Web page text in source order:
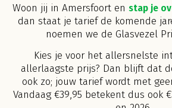
Woon jij in Amersfoort en stap je
dan staat je tarief de komende
noemen we de Glasvezel
Kies je voor het allersnelste
allerlaagste prijs? Dan blijft dat
ook zo; jouw tarief wordt met
Vandaag €39,95 betekent dus ook